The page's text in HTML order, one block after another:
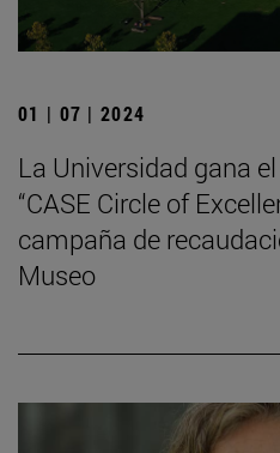
01 | 07 | 2024
La Universidad gana
“CASE Circle of
campaña de
Museo